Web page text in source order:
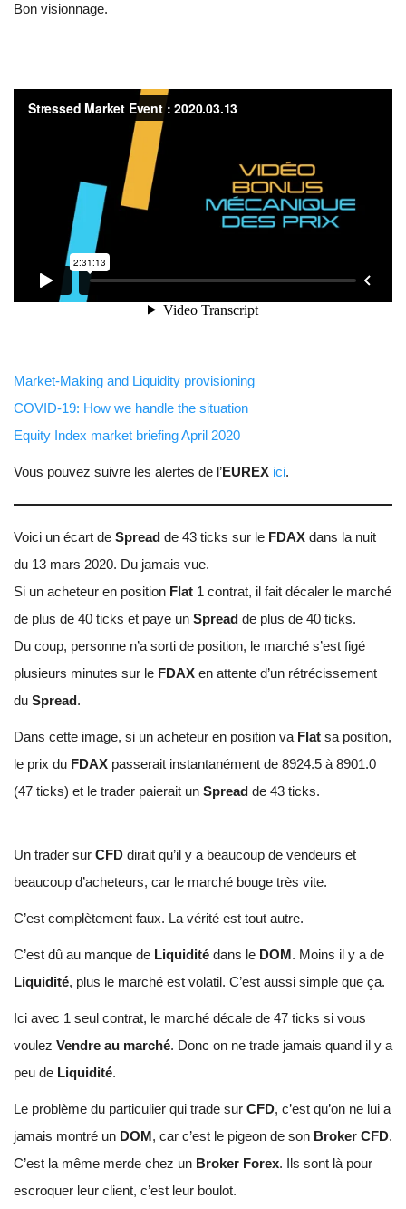
Bon visionnage.
Market-Making and Liquidity provisioning
COVID-19: How we handle the situation
Equity Index market briefing April 2020
Vous pouvez suivre les alertes de l’EUREX ici.
Voici un écart de Spread de 43 ticks sur le FDAX dans la nuit
du 13 mars 2020. Du jamais vue.
Si un acheteur en position Flat 1 contrat, il fait décaler le marché
de plus de 40 ticks et paye un Spread de plus de 40 ticks.
Du coup, personne n’a sorti de position, le marché s’est figé
plusieurs minutes sur le FDAX en attente d’un rétrécissement
du Spread.
Dans cette image, si un acheteur en position va Flat sa position,
le prix du FDAX passerait instantanément de 8924.5 à 8901.0
(47 ticks) et le trader paierait un Spread de 43 ticks.
Un trader sur CFD dirait qu’il y a beaucoup de vendeurs et
beaucoup d’acheteurs, car le marché bouge très vite.
C’est complètement faux. La vérité est tout autre.
C’est dû au manque de Liquidité dans le DOM. Moins il y a de
Liquidité, plus le marché est volatil. C’est aussi simple que ça.
Ici avec 1 seul contrat, le marché décale de 47 ticks si vous
voulez Vendre au marché. Donc on ne trade jamais quand il y a
peu de Liquidité.
Le problème du particulier qui trade sur CFD, c’est qu’on ne lui a
jamais montré un DOM, car c’est le pigeon de son Broker CFD.
C’est la même merde chez un Broker Forex. Ils sont là pour
escroquer leur client, c’est leur boulot.